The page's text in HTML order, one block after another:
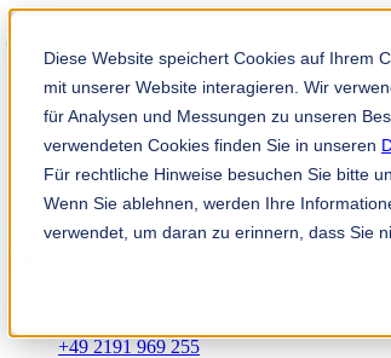
Diese Website speichert Cookies auf Ihrem
mit unserer Website interagieren. Wir
für Analysen und Messungen zu unseren
verwendeten Cookies finden Sie in unseren
Für rechtliche Hinweise besuchen Sie bitte
Wenn Sie ablehnen, werden Ihre
verwendet, um daran zu erinnern, dass Sie
Solution Finder
Mitarbeiterportal
de
+49 2191 969 255